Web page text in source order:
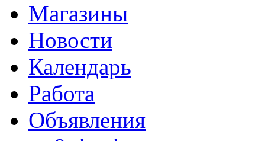
Магазины
Новости
Календарь
Работа
Объявления